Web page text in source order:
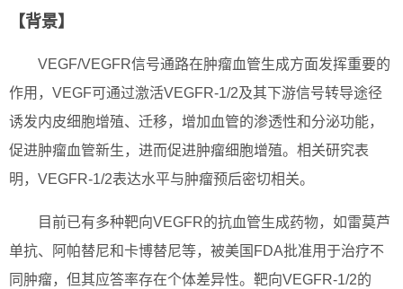
【背景】
VEGF/VEGFR信号通路在肿瘤血管生成方面发挥重要的
作用，VEGF可通过激活VEGFR-1/2及其下游信号转导途径
诱发内皮细胞增殖、迁移，增加血管的渗透性和分泌功能，
促进肿瘤血管新生，进而促进肿瘤细胞增殖。相关研究表
明，VEGFR-1/2表达水平与肿瘤预后密切相关。
目前已有多种靶向VEGFR的抗血管生成药物，如雷莫芦
单抗、阿帕替尼和卡博替尼等，被美国FDA批准用于治疗不
同肿瘤，但其应答率存在个体差异性。靶向VEGFR-1/2的